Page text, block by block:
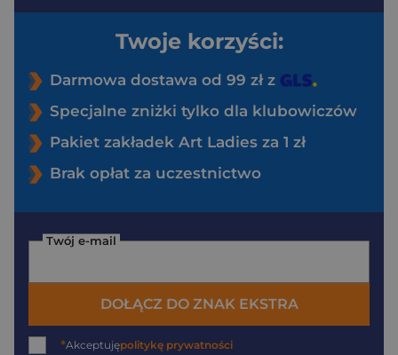
Twoje korzyści:
Darmowa dostawa od 99 zł z
Specjalne zniżki tylko dla klubowiczów
Pakiet zakładek Art Ladies za 1 zł
Brak opłat za uczestnictwo
Twój e-mail
DOŁĄCZ DO ZNAK EKSTRA
*Akceptujępolitykę prywatności